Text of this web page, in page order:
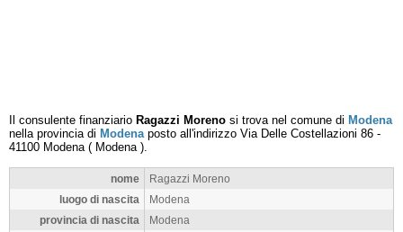
Il consulente finanziario Ragazzi Moreno si trova nel comune di Modena
nella provincia di Modenaposto all'indirizzo Via Delle Costellazioni 86 -
41100 Modena( Modena).
nome
Ragazzi Moreno
luogo di nascita
Modena
provincia di nascita
Modena